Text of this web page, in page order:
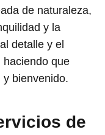
de naturaleza,
y la
detalle y el
haciendo que
bienvenido.
de